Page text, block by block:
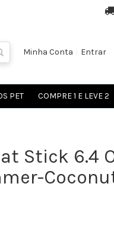
Minha Conta Entrar
PET COMPRE 1 E LEVE 2
Stick 6.4